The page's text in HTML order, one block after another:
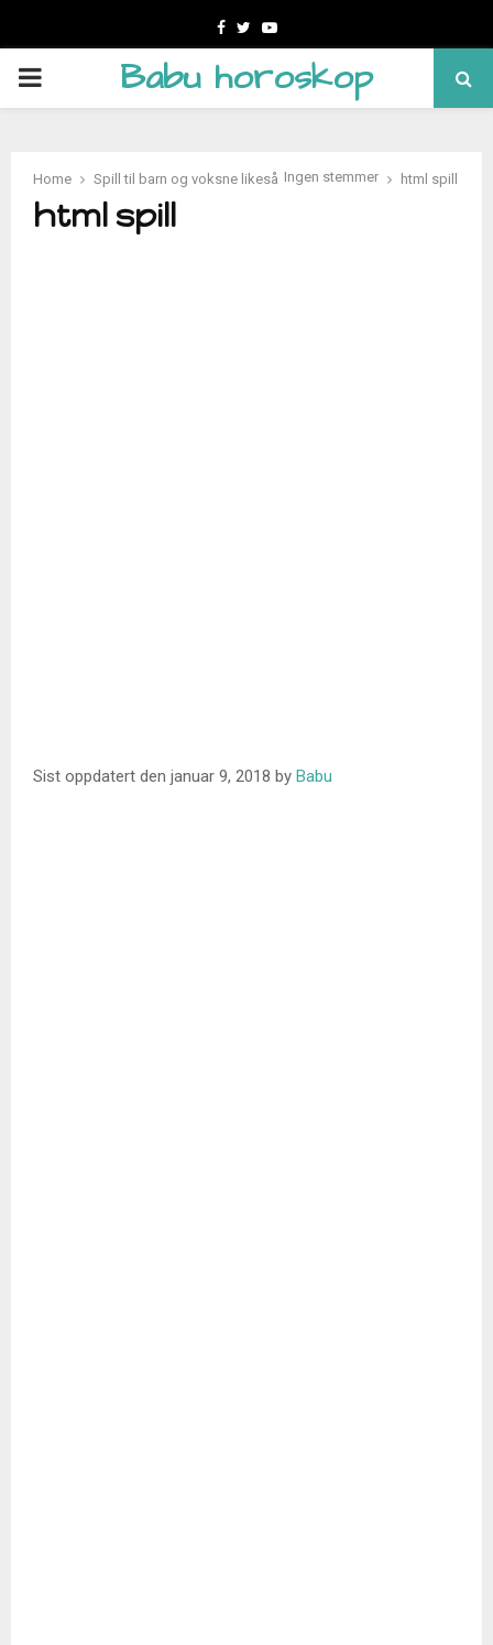
Facebook
TwitterYoutube
PRIMARYBabu horoskop
Home Spill til barn og voksne likeså Ingen stemmer html spill
html spill
Sist oppdatert den januar 9, 2018 by Babu